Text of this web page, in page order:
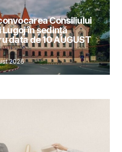
Consiliului
în şedinţă
data de 10 AUGUST
2026